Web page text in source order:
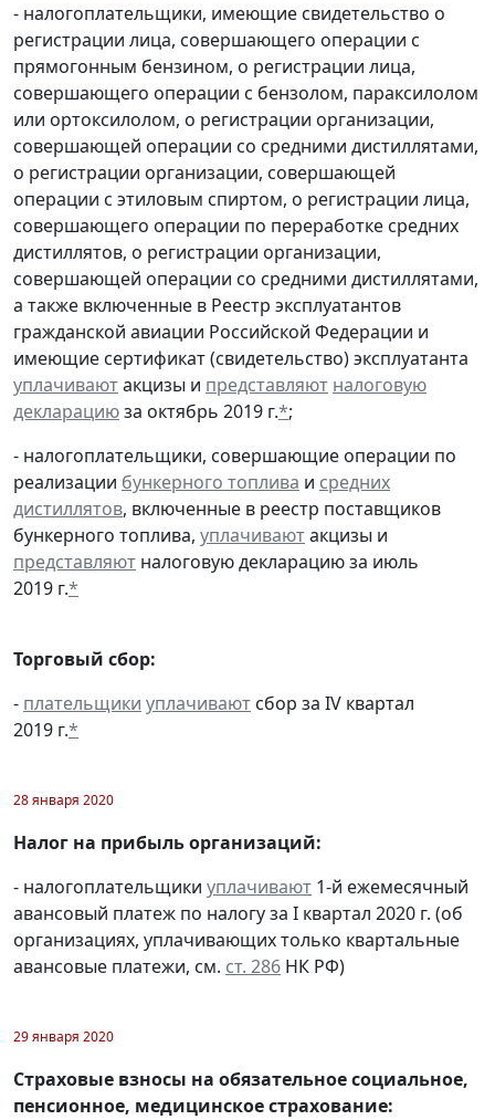
- налогоплательщики, имеющие свидетельство о
регистрации лица, совершающего операции с
прямогонным бензином, о регистрации лица,
совершающего операции с бензолом, параксилолом
или ортоксилолом, о регистрации организации,
совершающей операции со средними дистиллятами,
о регистрации организации, совершающей
операции с этиловым спиртом, о регистрации лица,
совершающего операции по переработке средних
дистиллятов, о регистрации организации,
совершающей операции со средними дистиллятами,
а также включенные в Реестр эксплуатантов
гражданской авиации Российской Федерации и
имеющие сертификат (свидетельство) эксплуатанта
уплачиваютакцизы и представляют налоговую
декларациюза октябрь 2019 г.*;
- налогоплательщики, совершающие операции по
реализации бункерного топлива и средних
дистиллятов, включенные в реестр поставщиков
бункерного топлива, уплачиваютакцизы и
представляют налоговую декларацию за июль
2019 г.*
Торговый сбор:
- плательщики уплачивают сбор за IV квартал
2019 г.*
28 января 2020
Налог на прибыль организаций:
- налогоплательщики уплачивают 1-й ежемесячный
авансовый платеж по налогу за I квартал 2020 г. (об
организациях, уплачивающих только квартальные
авансовые платежи, см. ст. 286 НК РФ)
29 января 2020
Страховые взносы на обязательное социальное,
пенсионное, медицинское страхование: